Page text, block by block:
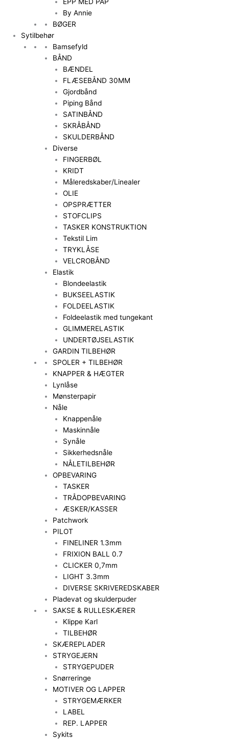
By Annie
BØGER
Sytilbehør
Bamsefyld
BÅND
BÆNDEL
FLÆSEBÅND 30MM
Gjordbånd
Piping Bånd
SATINBÅND
SKRÅBÅND
SKULDERBÅND
Diverse
FINGERBØL
KRIDT
Måleredskaber/Linealer
OLIE
OPSPRÆTTER
STOFCLIPS
TASKER KONSTRUKTION
Tekstil Lim
TRYKLÅSE
VELCROBÅND
Elastik
Blondeelastik
BUKSEELASTIK
FOLDEELASTIK
Foldeelastik med tungekant
GLIMMERELASTIK
UNDERTØJSELASTIK
GARDIN TILBEHØR
SPOLER + TILBEHØR
KNAPPER & HÆGTER
Lynlåse
Mønsterpapir
Nåle
Knappenåle
Maskinnåle
Synåle
Sikkerhedsnåle
NÅLETILBEHØR
OPBEVARING
TASKER
TRÅDOPBEVARING
ÆSKER/KASSER
Patchwork
PILOT
FINELINER 1.3mm
FRIXION BALL 0.7
CLICKER 0,7mm
LIGHT 3.3mm
DIVERSE SKRIVEREDSKABER
Pladevat og skulderpuder
SAKSE & RULLESKÆRER
Klippe Karl
TILBEHØR
SKÆREPLADER
STRYGEJERN
STRYGEPUDER
Snørreringe
MOTIVER OG LAPPER
STRYGEMÆRKER
LABEL
REP. LAPPER
Sykits